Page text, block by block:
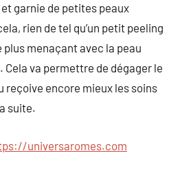
garnie de petites peaux
rien de tel qu’un petit peeling
plus menaçant avec la peau
va permettre de dégager le
reçoive encore mieux les soins
suite.
universaromes.com